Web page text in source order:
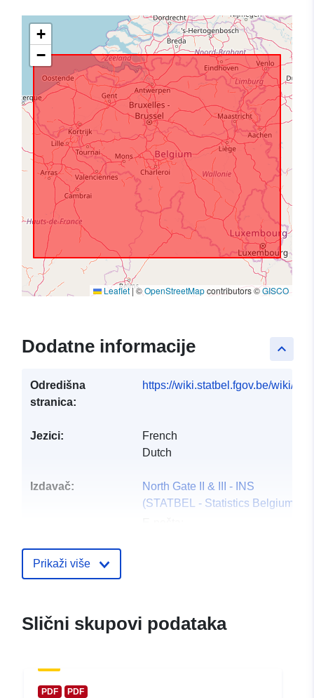
+
−
Leaflet|©OpenStreetMapcontributors ©GISCO
keyboard_arrow_up
Dodatne informacije
Odredišna
stranica:
https://wiki.statbel.fgov.be/wiki/
Jezici:
French
Dutch
Izdavač:
North Gate II & III - INS
(STATBEL - Statistics Belgium)
Statistiek - Statistics Belgium)
Prikaži više
Slični skupovi podataka
PDF PDF